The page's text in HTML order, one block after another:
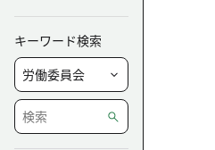
キーワード検索